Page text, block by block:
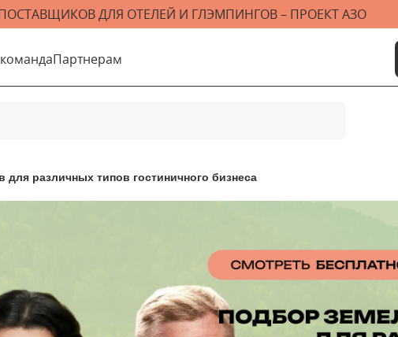
ДЛЯ ОТЕЛЕЙ И ГЛЭМПИНГОВ – ПРОЕКТ АЗО
Партнерам
различных типов гостиничного бизнеса